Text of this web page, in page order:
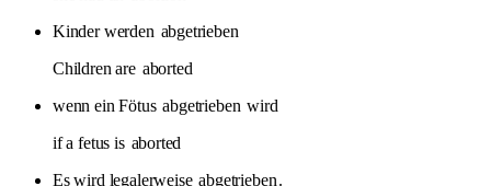
Kinder werden abgetrieben
Children are aborted
wenn ein Fötus abgetrieben wird
if a fetus is aborted
Es wird legalerweise abgetrieben.